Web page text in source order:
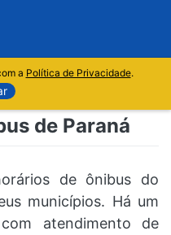
a Política de Privacidade.
de Paraná
de ônibus do
municípios. Há um
atendimento de